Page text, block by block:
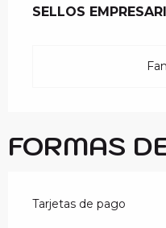
SELLOS
SELLOS
FORMAS
Tarjetas de pago